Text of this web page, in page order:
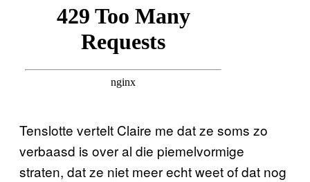
Tenslotte vertelt Claire me dat ze soms zo
verbaasd is over al die piemelvormige
straten, dat ze niet meer echt weet of dat nog